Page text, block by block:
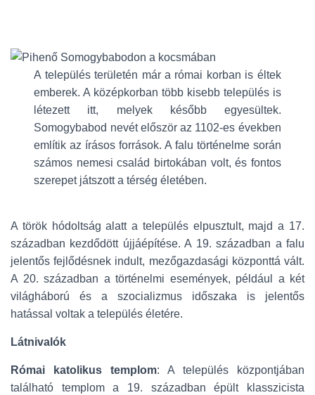
A település területén már a római korban is éltek
emberek. A középkorban több kisebb település is
létezett itt, melyek később egyesültek.
Somogybabod nevét először az 1102-es években
említik az írásos források. A falu történelme során
számos nemesi család birtokában volt, és fontos
szerepet játszott a térség életében.
A török hódoltság alatt a település elpusztult, majd a 17.
században kezdődött újjáépítése. A 19. században a falu
jelentős fejlődésnek indult, mezőgazdasági központtá vált.
A 20. században a történelmi események, például a két
világháború és a szocializmus időszaka is jelentős
hatással voltak a település életére.
Látnivalók
Római katolikus templom: A település központjában
található templom a 19. században épült klasszicista